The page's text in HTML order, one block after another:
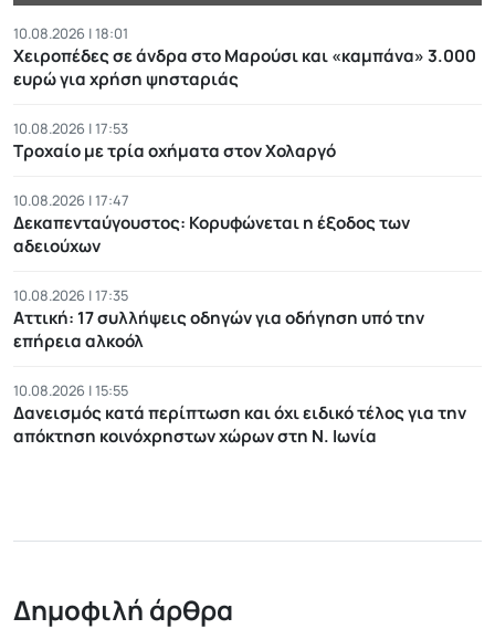
10.08.2026 | 18:01
Χειροπέδες σε άνδρα στο Μαρούσι και «καμπάνα» 3.000
ευρώ για χρήση ψησταριάς
10.08.2026 | 17:53
Τροχαίο με τρία οχήματα στον Χολαργό
10.08.2026 | 17:47
Δεκαπενταύγουστος: Κορυφώνεται η έξοδος των
αδειούχων
10.08.2026 | 17:35
Αττική: 17 συλλήψεις οδηγών για οδήγηση υπό την
επήρεια αλκοόλ
10.08.2026 | 15:55
Δανεισμός κατά περίπτωση και όχι ειδικό τέλος για την
απόκτηση κοινόχρηστων χώρων στη Ν. Ιωνία
Δημοφιλή άρθρα